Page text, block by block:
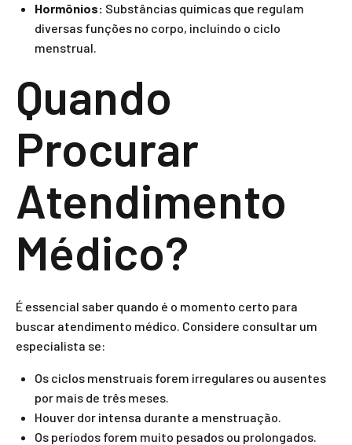
Hormônios: Substâncias químicas que regulam
diversas funções no corpo, incluindo o ciclo
menstrual.
Quando
Procurar
Atendimento
Médico?
É essencial saber quando é o momento certo para
buscar atendimento médico. Considere consultar um
especialista se:
Os ciclos menstruais forem irregulares ou ausentes
por mais de três meses.
Houver dor intensa durante a menstruação.
Os períodos forem muito pesados ou prolongados.